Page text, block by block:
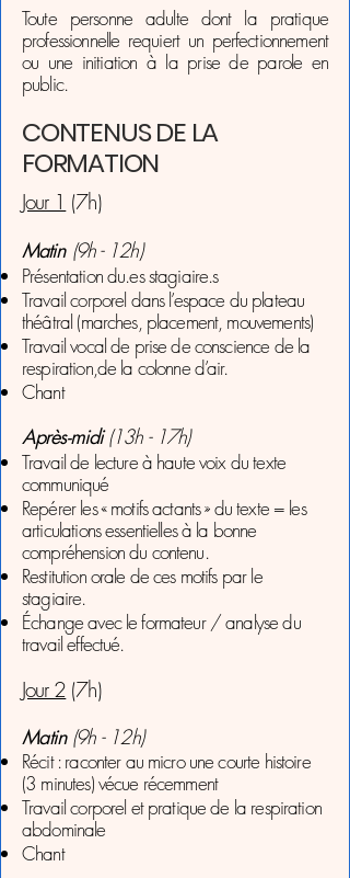
Toute personne adulte dont la pratique
professionnelle requiert un perfectionnement
ou une initiation à la prise de parole en
public.
CONTENUS DE LA
FORMATION
Jour 1 (7h)
Matin (9h - 12h)
Présentation du.es stagiaire.s
Travail corporel dans l’espace du plateau
théâtral (marches, placement, mouvements)
Travail vocal de prise de conscience de la
respiration,de la colonne d’air.
Chant
Après-midi(13h - 17h)
Travail de lecture à haute voix du texte
communiqué
Repérer les « motifs actants » du texte = les
articulations essentielles à la bonne
compréhension du contenu.
Restitution orale de ces motifs par le
stagiaire.
Échange avec le formateur / analyse du
travail effectué.
Jour 2 (7h)
Matin (9h - 12h)
Récit : raconter au micro une courte histoire
(3 minutes) vécue récemment
Travail corporel et pratique de la respiration
abdominale
Chant